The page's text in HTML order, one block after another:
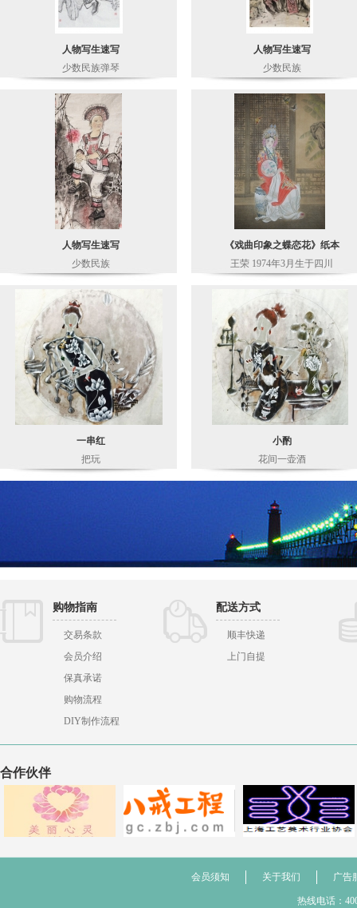
人物写生速写
少数民族弹琴
人物写生速写
少数民族
人物写生速写
少数民族
《戏曲印象之蝶恋花》纸本
王荣 1974年3月生于四川
一串红
把玩
小酌
花间一壶酒
购物指南
交易条款
会员介绍
保真承诺
购物流程
DIY制作流程
配送方式
顺丰快递
上门自提
合作伙伴
会员须知 关于我们 广告
热线电话：